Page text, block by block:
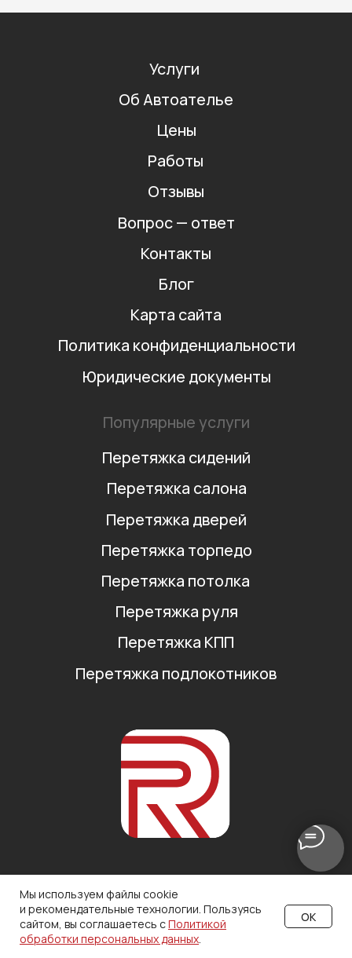
Мы используем файлы cookie
и рекомендательные технологии. Пользуясь
сайтом, вы соглашаетесь сПолитикой
обработки персональных данных.
OK